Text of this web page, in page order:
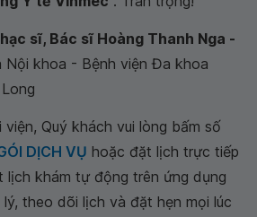
sĩ, Bác sĩ Hoàng Thanh Nga -
Nội khoa - Bệnh viện Đa khoa
Quý khách vui lòng bấm số
DỊCH VỤ hoặc đặt lịch trực tiếp
lịch khám tự động trên ứng dụng
theo dõi lịch và đặt hẹn mọi lúc